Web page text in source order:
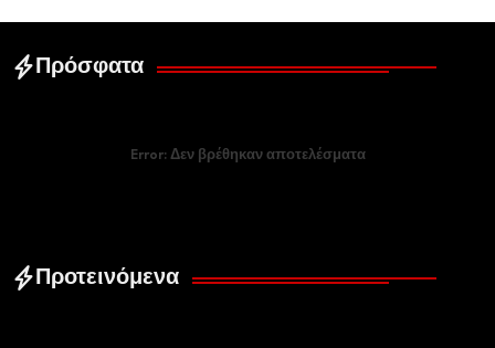
Πρόσφατα
Error:Δεν βρέθηκαν αποτελέσματα
Προτεινόμενα